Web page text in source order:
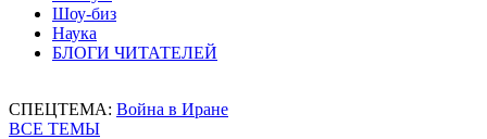
Шоу-биз
Наука
БЛОГИ ЧИТАТЕЛЕЙ
СПЕЦТЕМА: Война в Иране
ВСЕ ТЕМЫ